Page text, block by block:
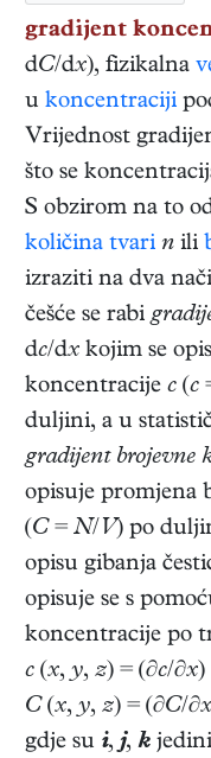
gradijent
dC/dx), fizikalna
u koncentraciji
Vrijednost
što se
S obzirom na to
količina tvari n ili
izraziti na dva
češće se rabi
dc/dx kojim se
koncentracije c (c
duljini, a u
gradijent brojevne
opisuje promjena
(C= N/ V) po
opisu gibanja
opisuje se s
koncentracije po
c (x,y, z) = (∂c/∂x)
C(x,y, z) = (∂C/∂x
gdje su i,j, k